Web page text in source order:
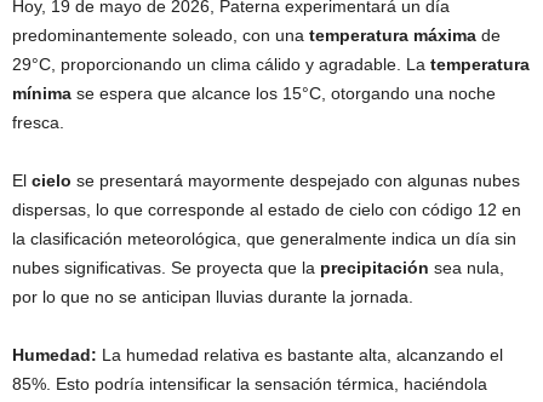
Hoy, 19 de mayo de 2026, Paterna experimentará un día
predominantemente soleado, con una temperatura máxima de
29°C, proporcionando un clima cálido y agradable. La temperatura
mínima se espera que alcance los 15°C, otorgando una noche
fresca.
El cielo se presentará mayormente despejado con algunas nubes
dispersas, lo que corresponde al estado de cielo con código 12 en
la clasificación meteorológica, que generalmente indica un día sin
nubes significativas. Se proyecta que la precipitación sea nula,
por lo que no se anticipan lluvias durante la jornada.
Humedad: La humedad relativa es bastante alta, alcanzando el
85%. Esto podría intensificar la sensación térmica, haciéndola